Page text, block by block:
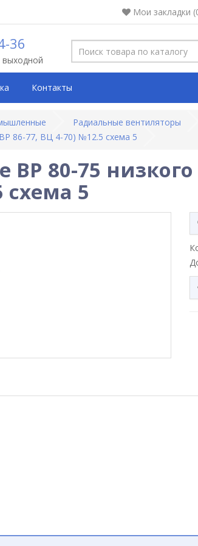
Мои закладки
36
выходной
Контакты
Радиальные вентиляторы
86-77, ВЦ 4-70) №12.5 схема 5
80-75
схема 5